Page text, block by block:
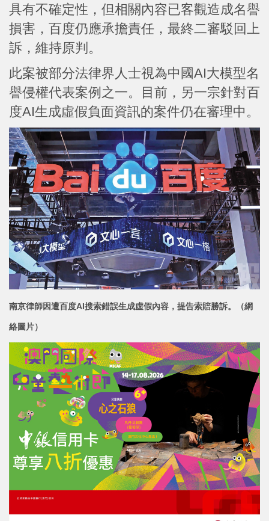
具有不確定性，但相關內容已客觀造成名譽
損害，百度仍應承擔責任，最終二審駁回上
訴，維持原判。
此案被部分法律界人士視為中國AI大模型名
譽侵權代表案例之一。目前，另一宗針對百
度AI生成虛假負面資訊的案件仍在審理中。
南京律師因遭百度AI搜索錯誤生成虛假內容，提告索賠勝訴。（網
絡圖片）